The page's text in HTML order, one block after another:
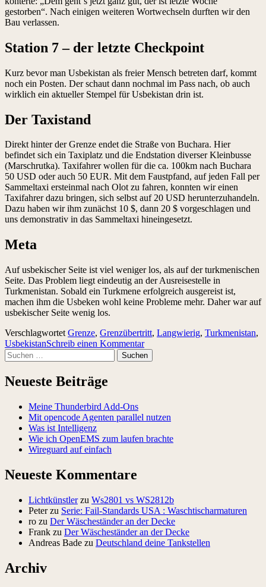
gestorben“. Nach einigen weiteren Wortwechseln durften wir den
Bau verlassen.
Station 7 – der letzte Checkpoint
Kurz bevor man Usbekistan als freier Mensch betreten darf, kommt
noch ein Posten. Der schaut dann nochmal im Pass nach, ob auch
wirklich ein aktueller Stempel für Usbekistan drin ist.
Der Taxistand
Direkt hinter der Grenze endet die Straße von Buchara. Hier
befindet sich ein Taxiplatz und die Endstation diverser Kleinbusse
(Marschrutka). Taxifahrer wollen für die ca. 100km nach Buchara
50 USD oder auch 50 EUR. Mit dem Faustpfand, auf jeden Fall per
Sammeltaxi ersteinmal nach Olot zu fahren, konnten wir einen
Taxifahrer dazu bringen, sich selbst auf 20 USD herunterzuhandeln.
Dazu haben wir ihm zunächst 10 $, dann 20 $ vorgeschlagen und
uns demonstrativ in das Sammeltaxi hineingesetzt.
Meta
Auf usbekischer Seite ist viel weniger los, als auf der turkmenischen
Seite. Das Problem liegt eindeutig an der Ausreisestelle in
Turkmenistan. Sobald ein Turkmene erfolgreich ausgereist ist,
machen ihm die Usbeken wohl keine Probleme mehr. Daher war auf
usbekischer Seite wenig los.
Verschlagwortet Grenze, Grenzübertritt, Langwierig, Turkmenistan,
UsbekistanSchreib einen Kommentar
Suchen
nach:
Neueste Beiträge
Meine Thunderbird Add-Ons
Mit opencode Agenten parallel nutzen
Was ist Intelligenz
Wie ich OpenEMS zum laufen brachte
Wireguard auf einfach
Neueste Kommentare
Lichtkünstlerzu Ws2801 vs WS2812b
Peterzu Serie: Fail-Standards USA : Waschtischarmaturen
ro zu Der Wäscheständer an der Decke
Frank zu Der Wäscheständer an der Decke
Andreas Bade zu Deutschland deine Tankstellen
Archiv